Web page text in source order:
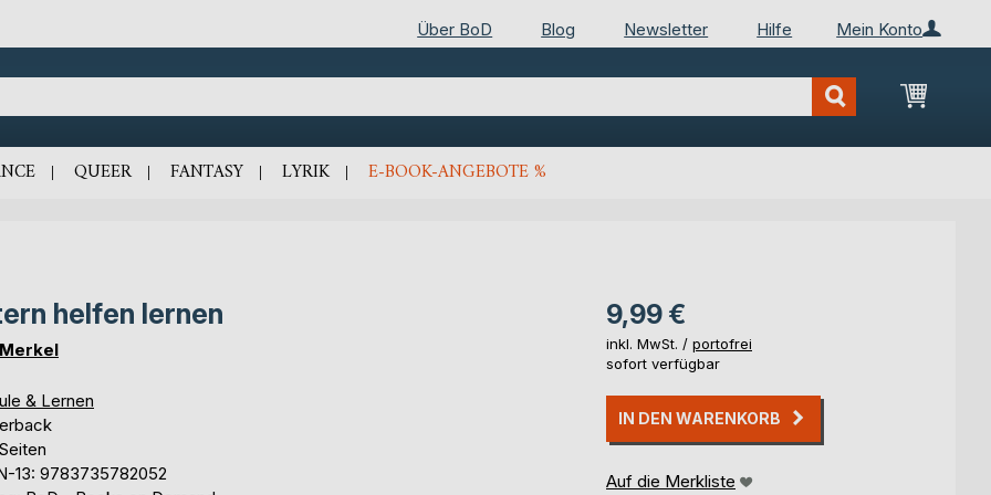
Mein Konto
Über BoD Blog Newsletter Hilfe
Mein
QUEER FANTASY LYRIK E-BOOK-ANGEBOTE %
helfen lernen
& Lernen
13: 9783735782052
9,99 €
inkl. MwSt. / portofrei
sofort verfügbar
IN DEN WARENKORB
Auf die Merkliste